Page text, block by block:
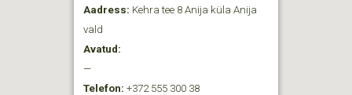
Aadress: Kehra tee 8 Anija küla Anija
vald
Avatud:
—
Telefon: +372 555 300 38